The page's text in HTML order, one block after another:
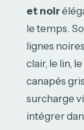
et noir
le temps.
lignes
clair, le lin,
canapés
surcharge
intégrer